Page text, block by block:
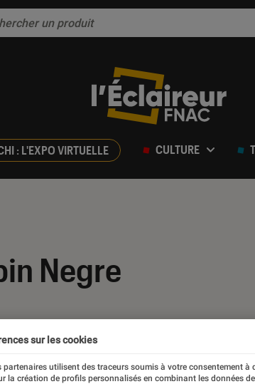
: L'EXPO VIRTUELLE CULTURE
Negre
Robin Nègre se passionne très
sur les cookies
partenaires utilisent des traceurs soumis à votre consentement
la création de profils personnalisés en combinant les données